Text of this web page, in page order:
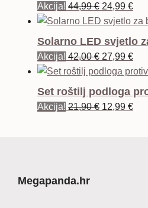
Akcija! 44,99€ Izvorna
cijena
24,99 €
Solarno LED svjetlo
Akcija! 42,00€ Izvorna
cijena
bila
27,99 €
Set roštilj podloga
Akcija! 21,90€ Izvorna
12,99 €
Megapanda.hr